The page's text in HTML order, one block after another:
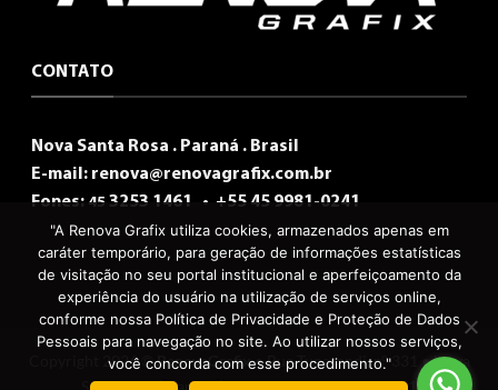
CONTATO
Nova Santa Rosa . Paraná . Brasil
E-mail: renova@renovagrafix.com.br
Fones: 45 3253 1461 • +55 45 9981-0241
Copyright 2026 ©RenovaGrafix• Rua Tuparandi, n° 331 • Nova
Santa Rosa | Paraná | Brasil • Fone 45 3253-1461
"A Renova Grafix utiliza cookies, armazenados apenas em
caráter temporário, para geração de informações estatísticas
de visitação no seu portal institucional e aperfeiçoamento da
experiência do usuário na utilização de serviços online,
conforme nossa Política de Privacidade e Proteção de Dados
Pessoais para navegação no site. Ao utilizar nossos serviços,
você concorda com esse procedimento."